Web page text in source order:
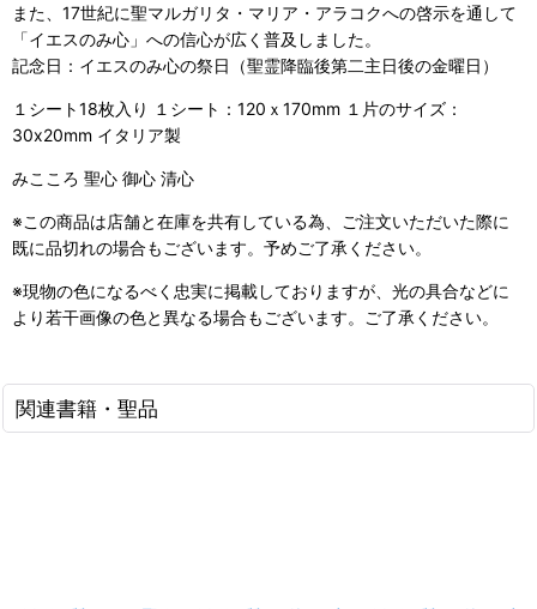
また、17世紀に聖マルガリタ・マリア・アラコクへの啓示を通して
「イエスのみ心」への信心が広く普及しました。
記念日：イエスのみ心の祭日（聖霊降臨後第二主日後の金曜日）
１シート18枚入り １シート：120ｘ170mm １片のサイズ：
30x20mm イタリア製
みこころ 聖心 御心 清心
※この商品は店舗と在庫を共有している為、ご注文いただいた際に
既に品切れの場合もございます。予めご了承ください。
※現物の色になるべく忠実に掲載しておりますが、光の具合などに
より若干画像の色と異なる場合もございます。ご了承ください。
関連書籍・聖品